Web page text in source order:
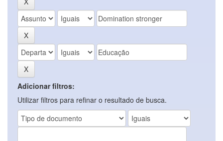
Adicionar filtros:
Utilizar filtros para refinar o resultado de busca.